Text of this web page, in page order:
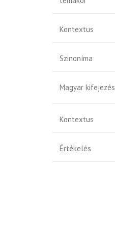
Kontextus
Szinoníma
Magyar kifejezés
Kontextus
Értékelés